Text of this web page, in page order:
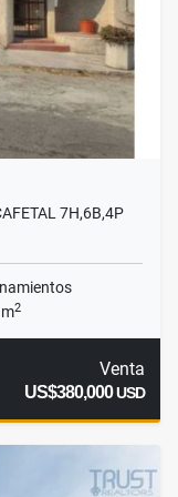
7H,6B,4P
2
Venta
US$380,000USD